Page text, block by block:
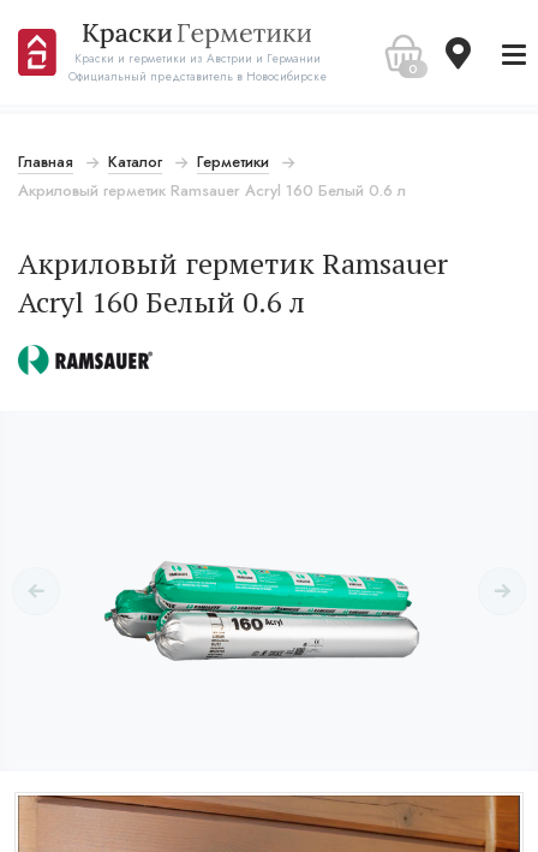
Краски и герметики из Австрии и Германии
Официальный представитель в Новосибирске
0
Главная Каталог
Герметики
Акриловый герметик Ramsauer Acryl 160 Белый 0.6 л
Акриловый герметик Ramsauer
Acryl 160 Белый 0.6 л